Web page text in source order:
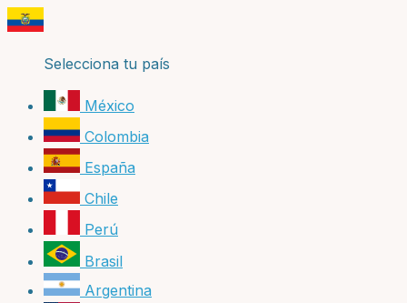
Saltar
contenidoSelecciona tu país
México
Colombia
España
Chile
Perú
Brasil
Argentina